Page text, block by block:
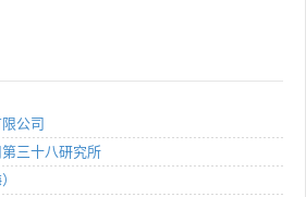
公司
三十八研究所